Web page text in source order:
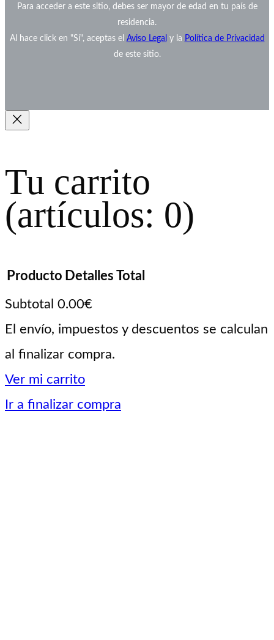
Para acceder a este sitio, debes ser mayor de edad en tu país de
residencia.
Al hace click en "Sí", aceptas el Aviso Legal y la Política de Privacidad
de este sitio.
Tu carrito
(artículos: 0)
Productos
del
carrito
Producto Detalles Total
Subtotal 0.00€
El envío, impuestos y descuentos se calculan
al finalizar compra.
Ver mi carrito
Ir a finalizar compra